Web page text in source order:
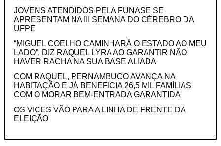
JOVENS ATENDIDOS PELA FUNASE SE
APRESENTAM NA III SEMANA DO CÉREBRO DA
UFPE
“MIGUEL COELHO CAMINHARÁ O ESTADO AO MEU
LADO”, DIZ RAQUEL LYRA AO GARANTIR NÃO
HAVER RACHA NA SUA BASE ALIADA
COM RAQUEL, PERNAMBUCO AVANÇA NA
HABITAÇÃO E JÁ BENEFICIA 26,5 MIL FAMÍLIAS
COM O MORAR BEM-ENTRADA GARANTIDA
OS VICES VÃO PARA A LINHA DE FRENTE DA
ELEIÇÃO